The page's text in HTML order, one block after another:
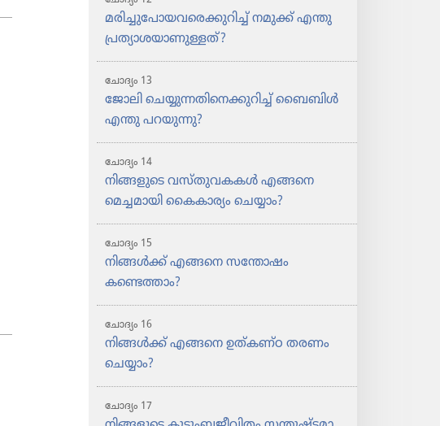
മരിച്ചു​പോ​യ​വ​രെ​ക്കു​റി​ച്ച്‌ നമുക്ക്‌ എന്തു
പ്രത്യാ​ശ​യാ​ണു​ള്ളത്‌?
ചോദ്യം 13
ജോലി ചെയ്യു​ന്ന​തി​നെ​ക്കു​റി​ച്ച്‌ ബൈബിൾ
എന്തു പറയുന്നു?
ചോദ്യം 14
നിങ്ങളു​ടെ വസ്‌തു​വ​കകൾ എങ്ങനെ
മെച്ചമാ​യി കൈകാ​ര്യം ചെയ്യാം?
ചോദ്യം 15
നിങ്ങൾക്ക്‌ എങ്ങനെ സന്തോഷം
കണ്ടെത്താം?
ചോദ്യം 16
നിങ്ങൾക്ക്‌ എങ്ങനെ ഉത്‌ക​ണ്‌ഠ തരണം
ചെയ്യാം?
ചോദ്യം 17